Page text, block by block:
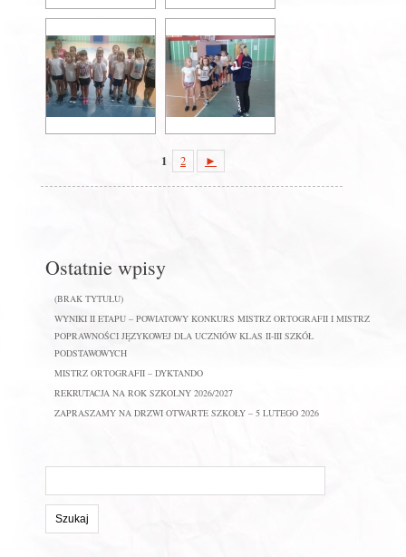
1 2 ►
Ostatnie wpisy
(BRAK TYTUŁU)
WYNIKI II ETAPU – POWIATOWY KONKURS MISTRZ ORTOGRAFII I MISTRZ
POPRAWNOŚCI JĘZYKOWEJ DLA UCZNIÓW KLAS II-III SZKÓŁ
PODSTAWOWYCH
MISTRZ ORTOGRAFII – DYKTANDO
REKRUTACJA NA ROK SZKOLNY 2026/2027
ZAPRASZAMY NA DRZWI OTWARTE SZKOŁY – 5 LUTEGO 2026
stronie: